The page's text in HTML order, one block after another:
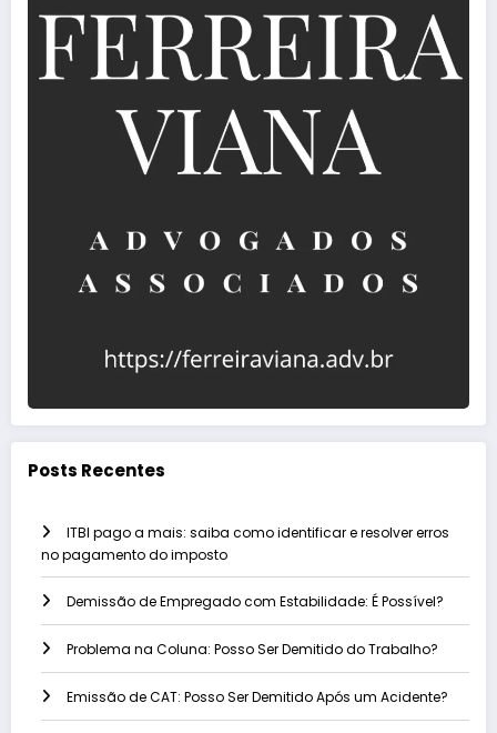
Posts Recentes
ITBI pago a mais: saiba como identificar e resolver erros
no pagamento do imposto
Demissão de Empregado com Estabilidade: É Possível?
Problema na Coluna: Posso Ser Demitido do Trabalho?
Emissão de CAT: Posso Ser Demitido Após um Acidente?